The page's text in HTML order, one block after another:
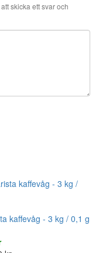
skicka ett svar och
kaffevåg - 3 kg / 0,1 g